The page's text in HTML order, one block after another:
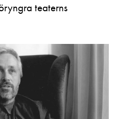
teaterns